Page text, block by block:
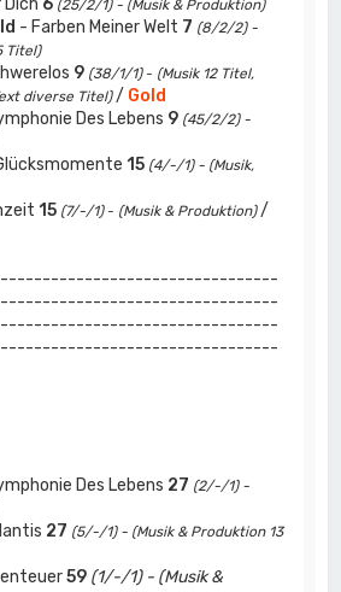
Dich 6 (25/2/1) - (Musik & Produktion)
- Farben Meiner Welt 7 (8/2/2) -
Titel)
9 (38/1/1)- (Musik 12 Titel,
diverse Titel)/ Gold
Des Lebens 9 (45/2/2) -
15 (4/-/1) - (Musik,
15 (7/-/1)- (Musik & Produktion)/
Des Lebens 27 (2/-/1) -
27 (5/-/1) - (Musik & Produktion 13
59 (1/-/1) - (Musik &